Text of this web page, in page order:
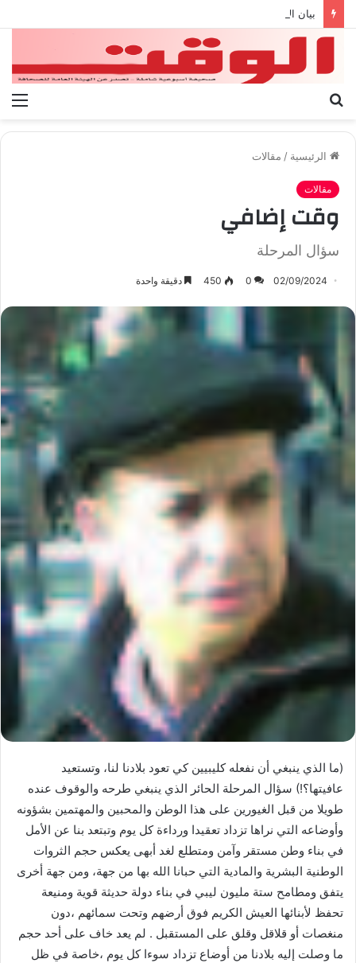
بيان الإتحاد الوطنى العام لعمال ليبيا
الرئيسية / مقالات
مقالات
وقت إضافي
سؤال المرحلة
02/09/2024
0
450 دقيقة واحدة
(ما الذي ينبغي أن نفعله كليبيين كي تعود بلادنا لنا، وتستعيد
عافيتها؟!) سؤال المرحلة الحائر الذي ينبغي طرحه والوقوف عنده
طويلا من قبل الغيورين على هذا الوطن والمحبين والمهتمين بشؤونه
وأوضاعه التي نراها تزداد تعقيدا ورداءة كل يوم وتبتعد بنا عن الأمل
في بناء وطن مستقر وآمن ومتطلع لغد أبهى يعكس حجم الثروات
الوطنية البشرية والمادية التي حبانا الله بها من جهة، ومن جهة أخرى
يتفق ومطامح ستة مليون ليبي في بناء دولة حديثة قوية ومنيعة
تحفظ لأبنائها العيش الكريم فوق أرضهم وتحت سمائهم ،دون
منغصات أو قلاقل وقلق على المستقبل . لم يعد خاف على أحد حجم
ما وصلت إليه بلادنا من أوضاع تزداد سوءا كل يوم ،خاصة في ظل